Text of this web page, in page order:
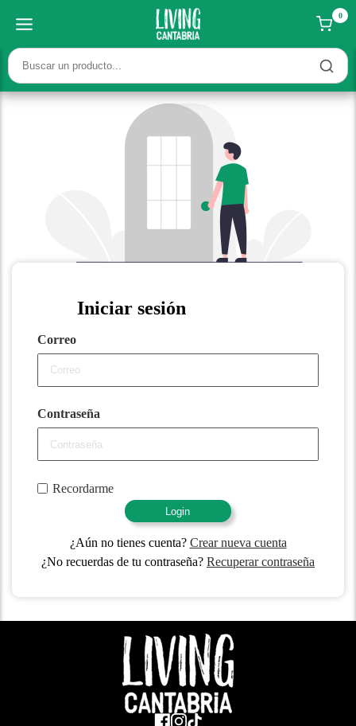
0
Iniciar sesión
Correo
Contraseña
Recordarme
Login
¿Aún no tienes cuenta? Crear nueva cuenta
¿No recuerdas de tu contraseña? Recuperar contraseña